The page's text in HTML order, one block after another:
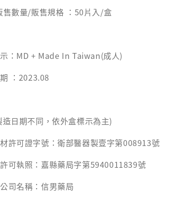
售數量/販售規格 ：50片入/盒
：MD + Made In Taiwan(成人)
：2023.08
造日期不同，依外盒標示為主)
許可證字號：衛部醫器製壹字第008913號
可執照：嘉縣藥局字第5940011839號
司名稱：信男藥局